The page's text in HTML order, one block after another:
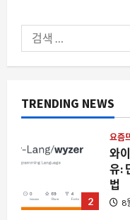
의
에
너
소
급
증
하
유
와
대
해
이
지
김
색:
TRENDING NEWS
1 8
2
요즘
와
법
8
3
요즘
웹
엇
8